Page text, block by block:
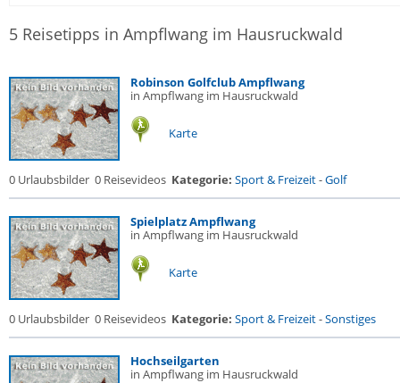
5 Reisetipps in Ampflwang im Hausruckwald
Robinson Golfclub Ampflwang
in Ampflwang im Hausruckwald
Karte
0 Urlaubsbilder 0 Reisevideos Kategorie: Sport & Freizeit-Golf
Spielplatz Ampflwang
in Ampflwang im Hausruckwald
Karte
0 Urlaubsbilder 0 Reisevideos Kategorie: Sport & Freizeit-Sonstiges
Hochseilgarten
in Ampflwang im Hausruckwald